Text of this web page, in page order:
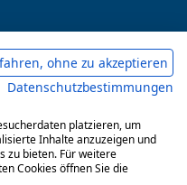
generales
ohne zu akzeptieren
Datenschutzbestimmungen
platzieren, um
Inhalte anzuzeigen und
zu bieten. Für weitere
Cookies öffnen Sie die